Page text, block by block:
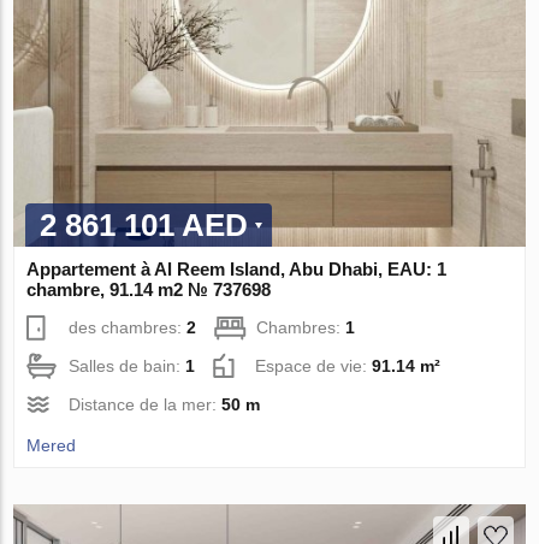
2 861 101 AED
Appartement à Al Reem Island, Abu Dhabi, EAU: 1
chambre, 91.14 m2 № 737698
des chambres:2 Chambres:1
Salles de bain:1 Espace de vie:91.14 m²
Distance de la mer:50 m
Mered